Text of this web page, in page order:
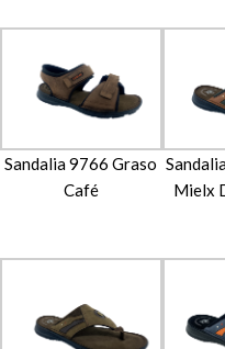
Sandalia 9766 Graso
Café
Mielx